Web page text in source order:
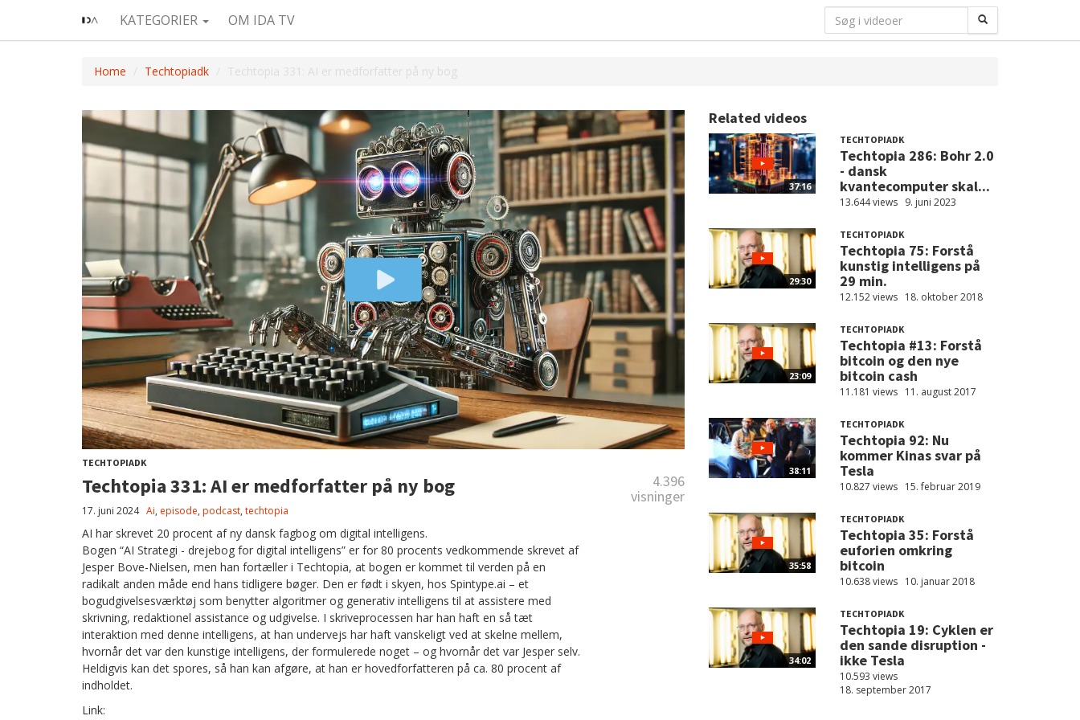
KATEGORIER OM IDA TV
Home Techtopiadk Techtopia 331: AI er medforfatter på ny bog
TECHTOPIADK
Techtopia 331: AI er medforfatter på ny bog
4.396
visninger
17. juni 2024 Ai, episode, podcast, techtopia
AI har skrevet 20 procent af ny dansk fagbog om digital intelligens.
Bogen “AI Strategi - drejebog for digital intelligens” er for 80 procents vedkommende skrevet af
Jesper Bove-Nielsen, men han fortæller i Techtopia, at bogen er kommet til verden på en
radikalt anden måde end hans tidligere bøger. Den er født i skyen, hos Spintype.ai – et
bogudgivelsesværktøj som benytter algoritmer og generativ intelligens til at assistere med
skrivning, redaktionel assistance og udgivelse. I skriveprocessen har han haft en så tæt
interaktion med denne intelligens, at han undervejs har haft vanskeligt ved at skelne mellem,
hvornår det var den kunstige intelligens, der formulerede noget – og hvornår det var Jesper selv.
Heldigvis kan det spores, så han kan afgøre, at han er hovedforfatteren på ca. 80 procent af
indholdet.
Link:
Related videos
37:16
TECHTOPIADK
Techtopia 286: Bohr 2.0
- dansk
kvantecomputer skal...
13.644 views 9. juni 2023
29:30
TECHTOPIADK
Techtopia 75: Forstå
kunstig intelligens på
29 min.
12.152 views 18. oktober 2018
23:09
TECHTOPIADK
Techtopia #13: Forstå
bitcoin og den nye
bitcoin cash
11.181 views 11. august 2017
38:11
TECHTOPIADK
Techtopia 92: Nu
kommer Kinas svar på
Tesla
10.827 views 15. februar 2019
35:58
TECHTOPIADK
Techtopia 35: Forstå
euforien omkring
bitcoin
10.638 views 10. januar 2018
34:02
TECHTOPIADK
Techtopia 19: Cyklen er
den sande disruption -
ikke Tesla
10.593 views
18. september 2017